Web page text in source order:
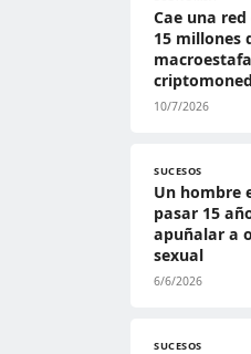
Cae una
15 millones
10/7/2026
SUCESOS
Un hombre
pasar 15
apuñalar a
sexual
6/6/2026
SUCESOS